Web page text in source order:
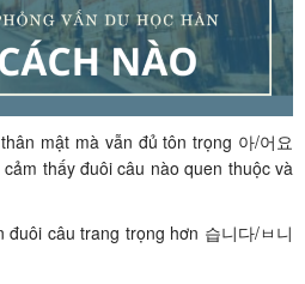
mật mà vẫn đủ tôn trọng 아/어요
thấy đuôi câu nào quen thuộc và
đuôi câu trang trọng hơn 습니다/ㅂ니